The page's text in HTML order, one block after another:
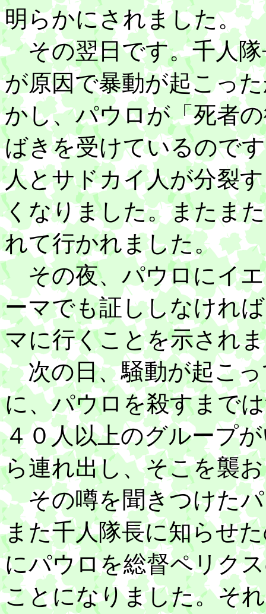
明らかにされました。
その翌日です。千人隊
が原因で暴動が起こっ
かし、パウロが「死者
ばきを受けているので
人とサドカイ人が分裂
くなりました。またま
れて行かれました。
その夜、パウロにイエ
ーマでも証ししなけれ
マに行くことを示され
次の日、騒動が起こっ
に、パウロを殺すまで
４０人以上のグループ
ら連れ出し、そこを襲
その噂を聞きつけたパ
また千人隊長に知らせ
にパウロを総督ペリク
ことになりました。そ